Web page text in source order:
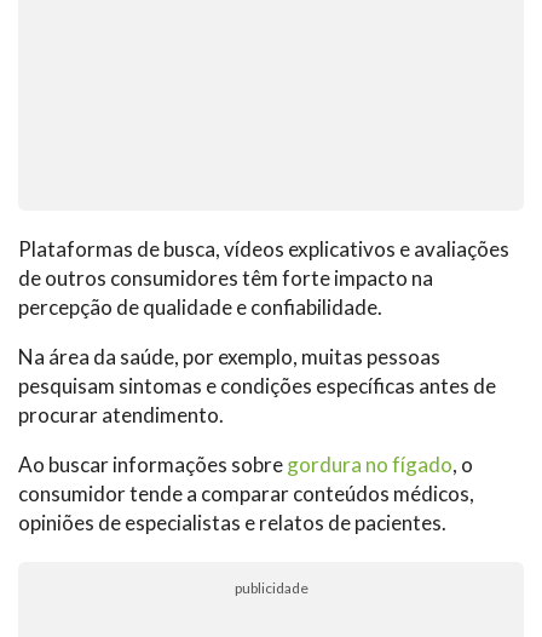
Plataformas de busca, vídeos explicativos e avaliações
de outros consumidores têm forte impacto na
percepção de qualidade e confiabilidade.
Na área da saúde, por exemplo, muitas pessoas
pesquisam sintomas e condições específicas antes de
procurar atendimento.
Ao buscar informações sobregordura no fígado, o
consumidor tende a comparar conteúdos médicos,
opiniões de especialistas e relatos de pacientes.
publicidade